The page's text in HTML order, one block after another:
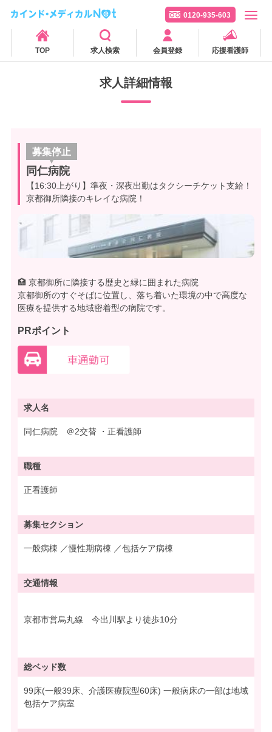
0120-935-603
TOP 求人検索 会員登録 応援看護師
求人詳細情報
募集停止
同仁病院
【16:30上がり】準夜・深夜出勤はタクシーチケット支給！
京都御所隣接のキレイな病院！
🏥 京都御所に隣接する歴史と緑に囲まれた病院
京都御所のすぐそばに位置し、落ち着いた環境の中で高度な
医療を提供する地域密着型の病院です。
PRポイント
求人名
同仁病院 ＠2交替 ・正看護師
職種
正看護師
募集セクション
一般病棟 ／慢性期病棟 ／包括ケア病棟
交通情報
京都市営烏丸線 今出川駅より徒歩10分
総ベッド数
99床(一般39床、介護医療院型60床) 一般病床の一部は地域
包括ケア病室